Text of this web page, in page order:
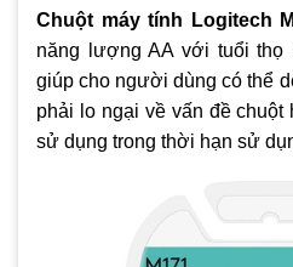
Chuột máy tính Logitech
năng lượng AA với tuổi thọ
giúp cho người dùng có thể
phải lo ngại về vấn đề
sử dụng trong thời hạn sử